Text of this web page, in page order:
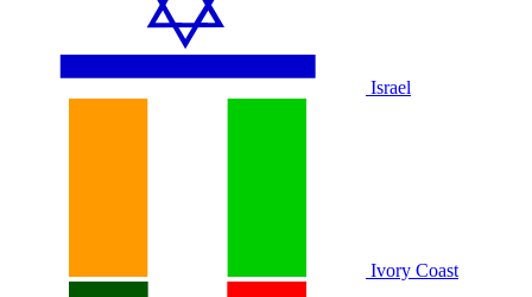
Israel
Ivory Coast